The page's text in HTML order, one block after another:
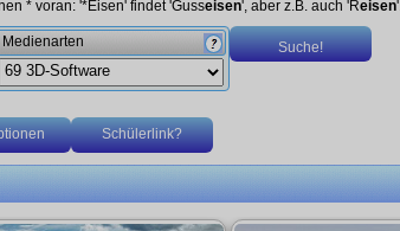
* voran: '*Eisen' findet 'Gusseisen', aber z.B. auch 'Reisen'.
Medienarten
Schülerlink?
Doppelklick erweitert auf Untersachgebiete.
auch